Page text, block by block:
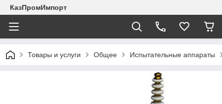
КазПромИмпорт
Товары и услуги Общее Испытательные аппараты